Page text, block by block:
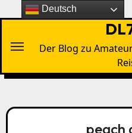
Inhalten
Der Blog zu
peach
Deutsch